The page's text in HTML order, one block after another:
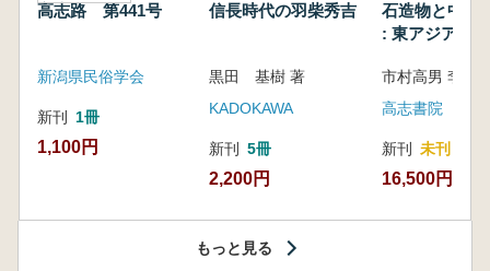
高志路 第441号
新潟県民俗学会
新刊 1冊
1,100円
信長時代の羽柴秀吉
黒田 基樹 著
KADOKAWA
新刊 5冊
2,200円
石造物と中世
: 東アジアと
高志書院
新刊 未刊
16,500円
もっと見る